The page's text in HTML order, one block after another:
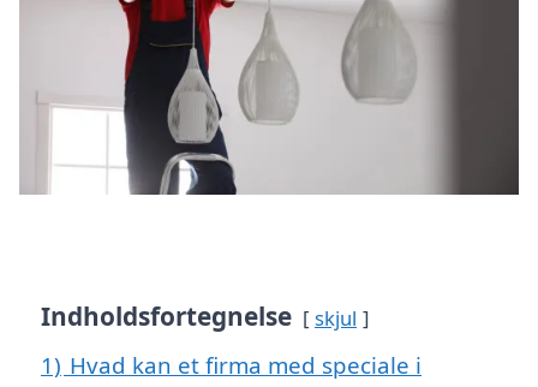
Indholdsfortegnelse skjul
1) Hvad kan et firma med speciale i